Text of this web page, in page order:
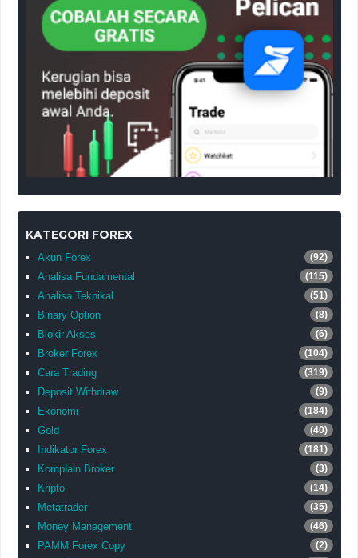
KATEGORI FOREX
Akun Forex (92)
Analisa Fundamental (115)
Analisa Teknikal (51)
Binary Option (8)
Blokir Akses (6)
Broker Forex (104)
Cara Trading (319)
Deposit Withdraw (9)
Ekonomi (184)
Gold (40)
Indikator Forex (181)
Komplain Broker (3)
Kripto (14)
Metatrader (35)
Money Management (46)
PAMM Forex Copy (2)